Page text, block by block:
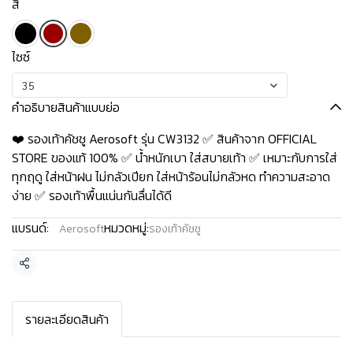
สี
ไซซ์
35
คำอธิบายสินค้าแบบย่อ
❤️ รองเท้าคัชชู Aerosoft รุ่น CW3132 ✅ สินค้าจาก OFFICIAL
STORE ของแท้ 100% ✅ น้ำหนักเบา ใส่สบายเท้า ✅ เหมาะกับการใส่
ทุกฤดู ใส่หน้าฝน ไม่กลัวเปียก ใส่หน้าร้อนไม่กลัวหด ทำความสะอาด
ง่าย ✅ รองเท้าพื้นแน่นกันลื่นได้ดี
แบรนด์:
Aerosoftหมวดหมู่:รองเท้าคัชชู
แชร์
รายละเอียดสินค้า